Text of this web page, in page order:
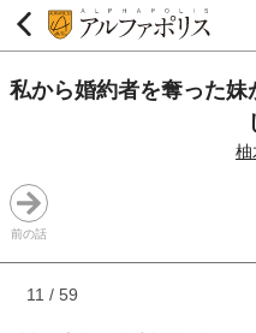
私から婚約者を奪った妹
柚
前の話
11 / 59